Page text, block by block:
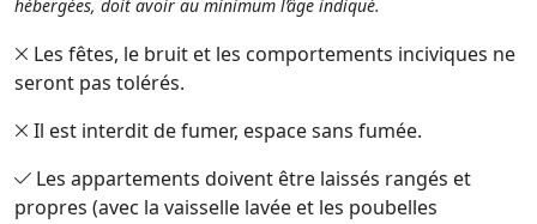
hébergées, doit avoir au minimum l’âge indiqué.
Les fêtes, le bruit et les comportements inciviques ne
seront pas tolérés.
Il est interdit de fumer, espace sans fumée.
Les appartements doivent être laissés rangés et
propres (avec la vaisselle lavée et les poubelles